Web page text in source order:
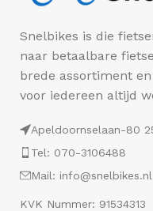
Snelbikes is die
naar betaalbare
brede assortiment
voor iedereen altijd
Apeldoornselaan-80
Tel: 070-3106488
Mail: info@snelbikes.nl
KVK Nummer: 91534313